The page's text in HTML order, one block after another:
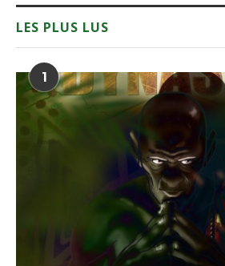
LES PLUS LUS
1